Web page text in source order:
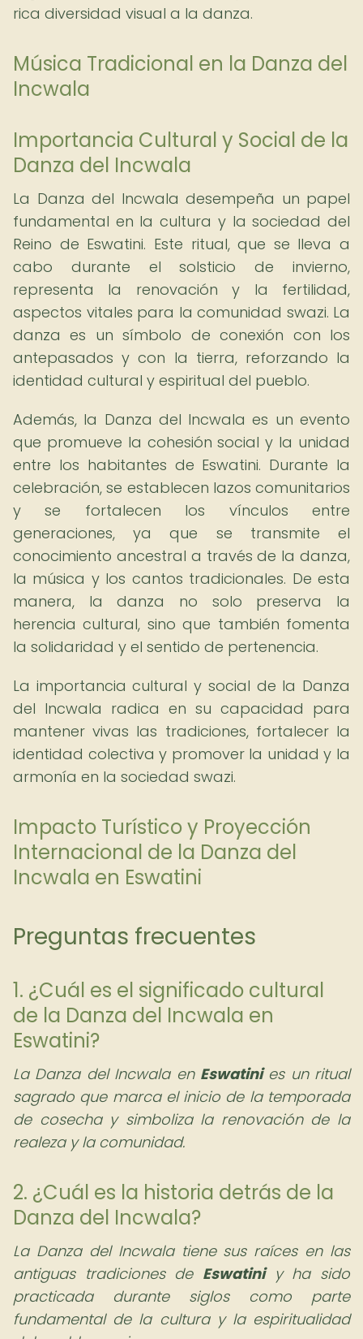
rica diversidad visual a la danza.
Música Tradicional en la Danza del
Incwala
Importancia Cultural y Social de la
Danza del Incwala
La Danza del Incwala desempeña un papel
fundamental en la cultura y la sociedad del
Reino de Eswatini. Este ritual, que se lleva a
cabo durante el solsticio de invierno,
representa la renovación y la fertilidad,
aspectos vitales para la comunidad swazi. La
danza es un símbolo de conexión con los
antepasados y con la tierra, reforzando la
identidad cultural y espiritual del pueblo.
Además, la Danza del Incwala es un evento
que promueve la cohesión social y la unidad
entre los habitantes de Eswatini. Durante la
celebración, se establecen lazos comunitarios
y se fortalecen los vínculos entre
generaciones, ya que se transmite el
conocimiento ancestral a través de la danza,
la música y los cantos tradicionales. De esta
manera, la danza no solo preserva la
herencia cultural, sino que también fomenta
la solidaridad y el sentido de pertenencia.
La importancia cultural y social de la Danza
del Incwala radica en su capacidad para
mantener vivas las tradiciones, fortalecer la
identidad colectiva y promover la unidad y la
armonía en la sociedad swazi.
Impacto Turístico y Proyección
Internacional de la Danza del
Incwala en Eswatini
Preguntas frecuentes
1. ¿Cuál es el significado cultural
de la Danza del Incwala en
Eswatini?
La Danza del Incwala en Eswatinies un ritual
sagrado que marca el inicio de la temporada
de cosecha y simboliza la renovación de la
realeza y la comunidad.
2. ¿Cuál es la historia detrás de la
Danza del Incwala?
La Danza del Incwala tiene sus raíces en las
antiguas tradiciones de Eswatiniy ha sido
practicada durante siglos como parte
fundamental de la cultura y la espiritualidad